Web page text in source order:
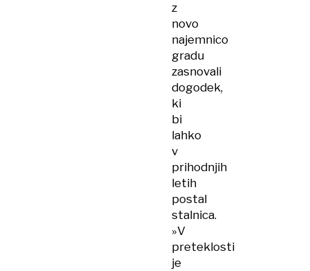
z
novo
najemnico
gradu
zasnovali
dogodek,
ki
bi
lahko
v
prihodnjih
letih
postal
stalnica.
»V
preteklosti
je